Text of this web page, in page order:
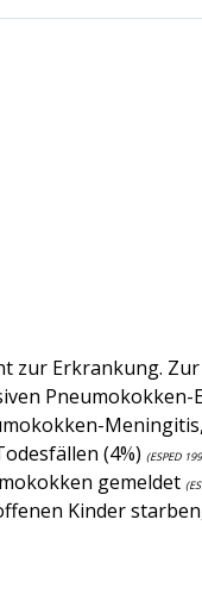
zur Erkrankung.
(4%) (ESPED
gemeldet
Kinder